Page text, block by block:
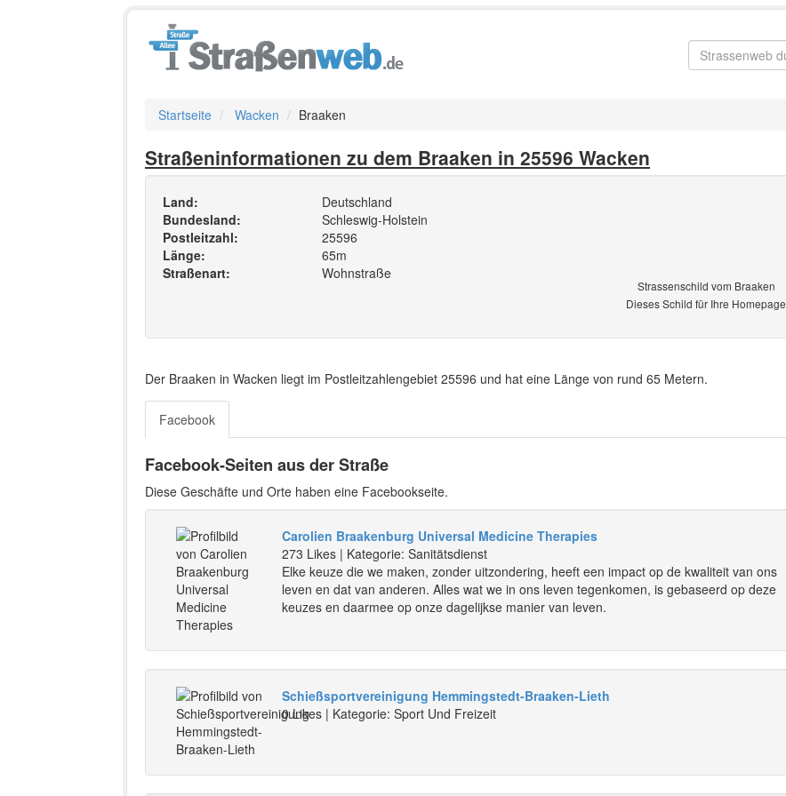
Startseite Wacken Braaken
Straßeninformationen zu dem Braaken in 25596 Wacken
Strassenschild vom Braaken
Dieses Schild für Ihre Homepage
Land:
Deutschland
Bundesland:
Schleswig-Holstein
Postleitzahl:
25596
Länge:
65m
Straßenart:
Wohnstraße
Der Braaken in Wacken liegt im Postleitzahlengebiet 25596 und hat eine Länge von rund 65 Metern.
Facebook
Facebook-Seiten aus der Straße
Diese Geschäfte und Orte haben eine Facebookseite.
Carolien Braakenburg Universal Medicine Therapies
273 Likes | Kategorie: Sanitätsdienst
Elke keuze die we maken, zonder uitzondering, heeft een impact op de kwaliteit van ons
leven en dat van anderen. Alles wat we in ons leven tegenkomen, is gebaseerd op deze
keuzes en daarmee op onze dagelijkse manier van leven.
Schießsportvereinigung Hemmingstedt-Braaken-Lieth
0 Likes | Kategorie: Sport Und Freizeit